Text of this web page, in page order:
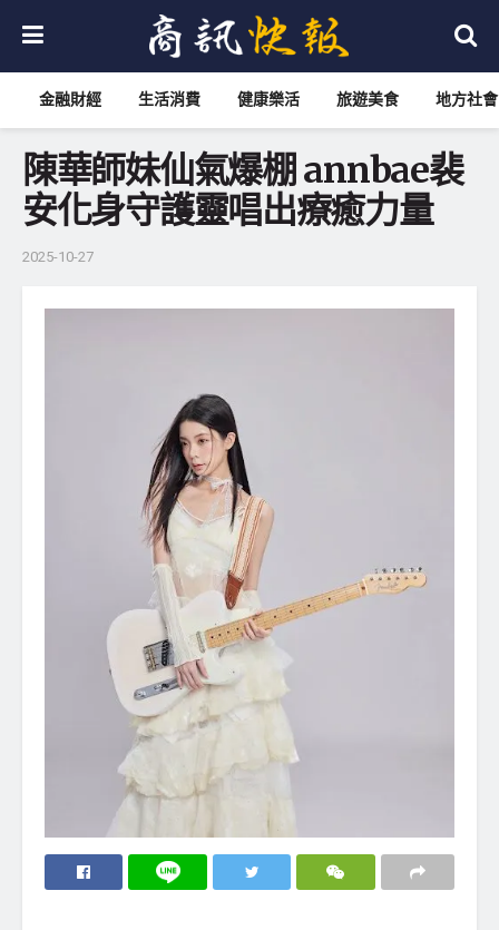
金融財經 生活消費 健康樂活 旅遊美食 地方社會
陳華師妹仙氣爆棚 annbae裴
安化身守護靈唱出療癒力量
2025-10-27